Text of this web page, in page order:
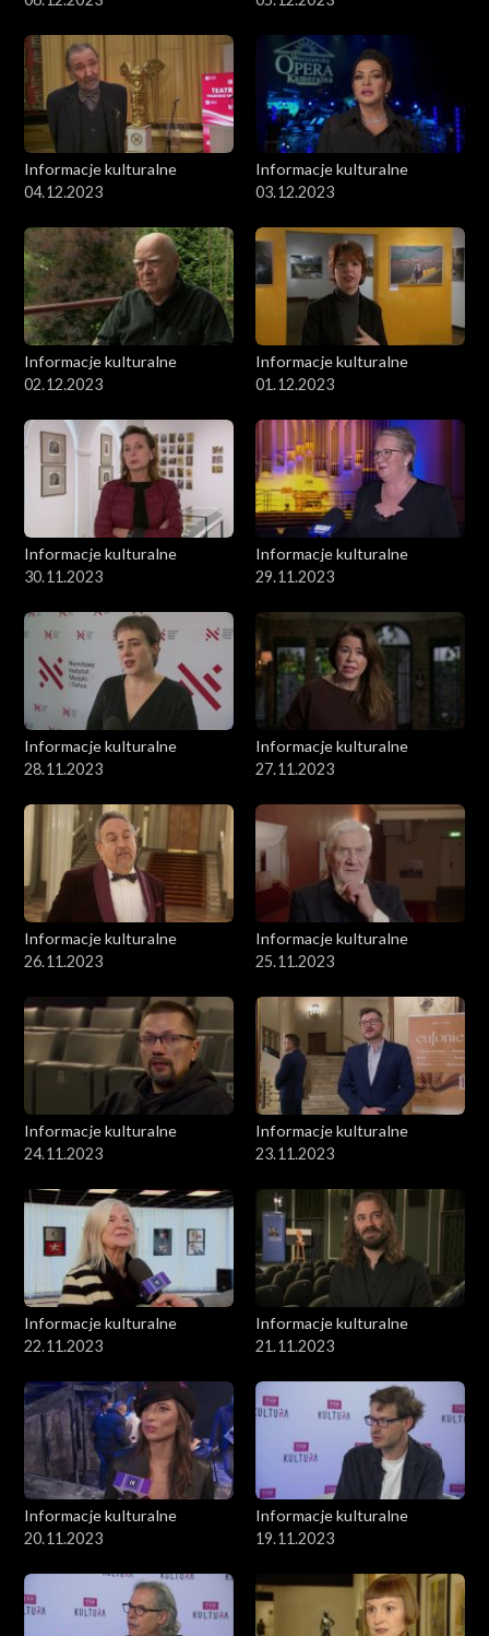
Informacje kulturalne
04.12.2023
Informacje kulturalne
03.12.2023
Informacje kulturalne
02.12.2023
Informacje kulturalne
01.12.2023
Informacje kulturalne
30.11.2023
Informacje kulturalne
29.11.2023
Informacje kulturalne
28.11.2023
Informacje kulturalne
27.11.2023
Informacje kulturalne
26.11.2023
Informacje kulturalne
25.11.2023
Informacje kulturalne
24.11.2023
Informacje kulturalne
23.11.2023
Informacje kulturalne
22.11.2023
Informacje kulturalne
21.11.2023
Informacje kulturalne
20.11.2023
Informacje kulturalne
19.11.2023